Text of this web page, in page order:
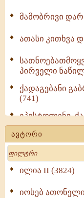
მამობრივი
ათასი კითხვა
პირველი
ქადაგებანი
(741)
ეპისტოლენი,
(723)
მოძღვრის
მრევლისათვის
Wisdomge (514)
ქადაგებანი
ავტორი
Search
ილია II (3824)
იოსებ ათონელი